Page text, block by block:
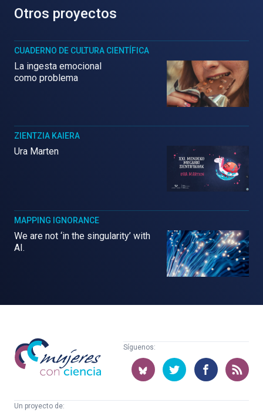
Otros proyectos
CUADERNO DE CULTURA CIENTÍFICA
La ingesta emocional
como problema
ZIENTZIA KAIERA
Ura Marten
MAPPING IGNORANCE
We are not ‘in the singularity’ with
AI.
Mujeres
con
ciencia
Síguenos:
Un proyecto de: